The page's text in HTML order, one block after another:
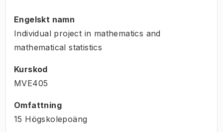
Engelskt namn
Individual project in mathematics and
mathematical statistics
Kurskod
MVE405
Omfattning
15 Högskolepoäng